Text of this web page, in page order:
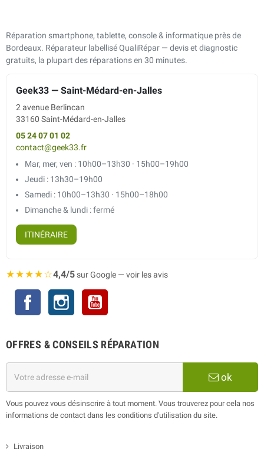
Réparation smartphone, tablette, console & informatique près de
Bordeaux. Réparateur labellisé QualiRépar — devis et diagnostic
gratuits, la plupart des réparations en 30 minutes.
Geek33 — Saint-Médard-en-Jalles
2 avenue Berlincan
33160 Saint-Médard-en-Jalles
05 24 07 01 02
contact@geek33.fr
Mar, mer, ven : 10h00–13h30 · 15h00–19h00
Jeudi : 13h30–19h00
Samedi : 10h00–13h30 · 15h00–18h00
Dimanche & lundi : fermé
ITINÉRAIRE
★★★★☆4,4/5sur Google — voir les avis
Facebook Instagram
OFFRES & CONSEILS RÉPARATION
ok
Vous pouvez vous désinscrire à tout moment. Vous trouverez pour cela nos
informations de contact dans les conditions d'utilisation du site.
Livraison